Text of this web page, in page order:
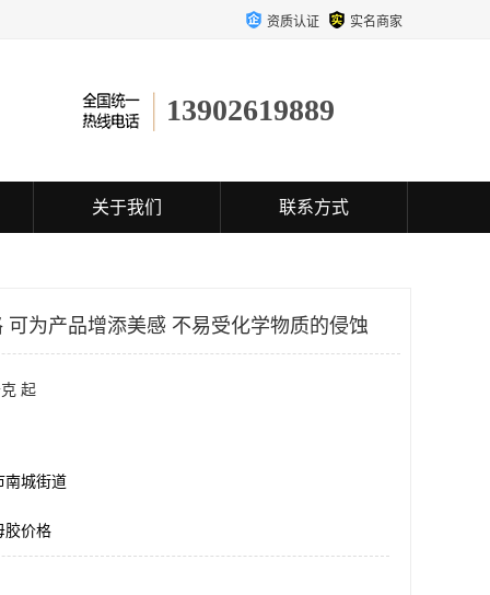
资质认证 实名商家
13902619889
关于我们 联系方式
可为产品增添美感 不易受化学物质的侵蚀
起
南城街道
胶价格